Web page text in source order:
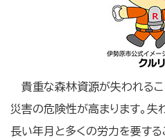
貴重な森林資源が失われる
災害の危険性が高まります。失
長い年月と多くの労力を要する